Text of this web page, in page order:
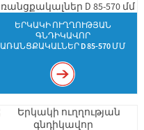
ԵՐԿԱԿԻ ՈՒՂՂՈՒԹՅԱՆ
ԳՆԴԻԿԱՎՈՐ
ԱՌԱՆՑՔԱԿԱԼՆԵՐ D 85-570 ՄՄ